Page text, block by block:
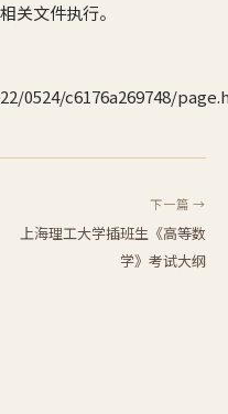
关文件执行。
0524/c6176a269748/
下一篇 →
上海理工大学插班生《高等数
学》考试大纲